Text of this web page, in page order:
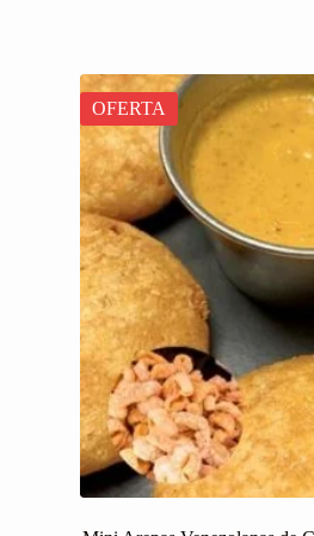
OFERTA